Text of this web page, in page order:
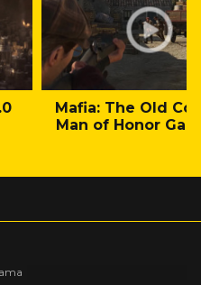
Mafia: The Old
Man of Honor